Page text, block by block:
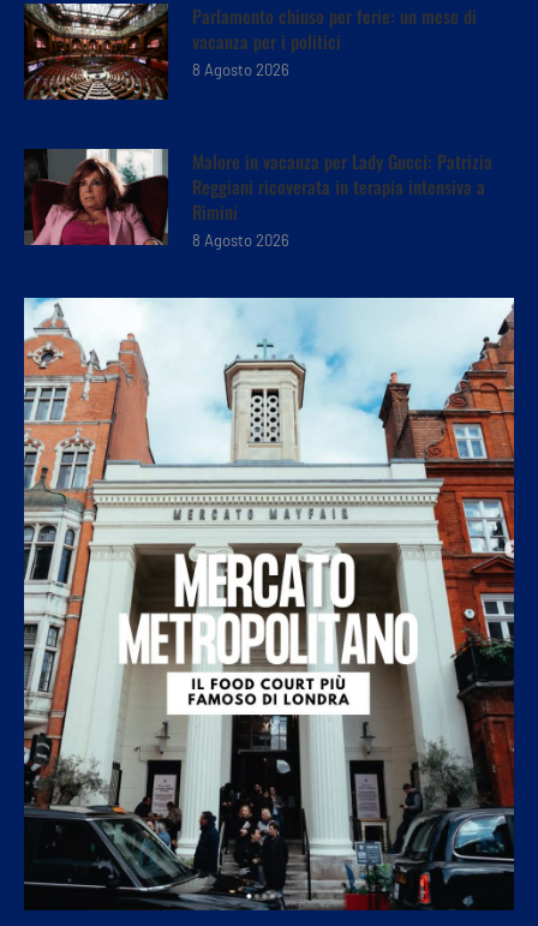
Parlamento chiuso per ferie: un mese di
vacanza per i politici
8 Agosto 2026
Malore in vacanza per Lady Gucci: Patrizia
Reggiani ricoverata in terapia intensiva a
Rimini
8 Agosto 2026